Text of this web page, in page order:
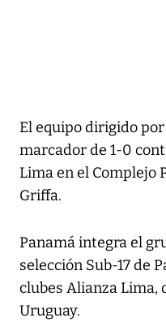
El equipo dirigido
marcador de 1-0
Lima en el Complejo
Griffa.
Panamá integra el
selección Sub-17 de
clubes Alianza Lima,
Uruguay.